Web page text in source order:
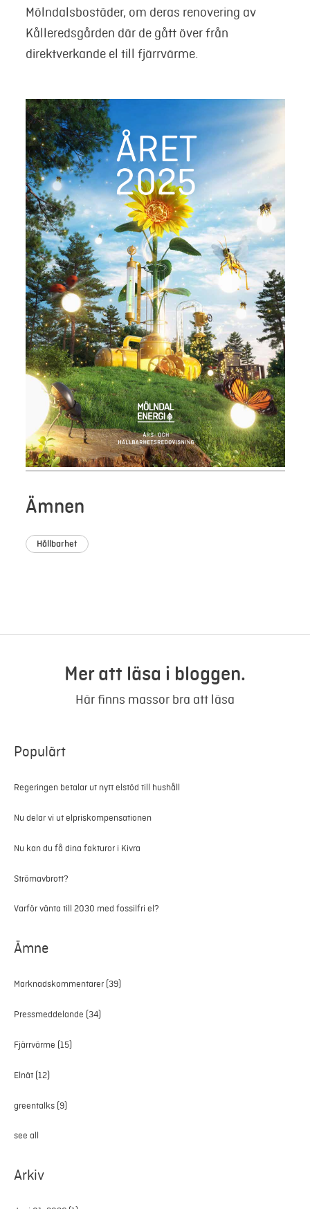
Mölndalsbostäder, om deras renovering av
Kålleredsgården där de gått över från
direktverkande el till fjärrvärme.
Ämnen
Hållbarhet
Mer att läsa i bloggen.
Här finns massor bra att läsa
Populärt
Regeringen betalar ut nytt elstöd till hushåll
Nu delar vi ut elpriskompensationen
Nu kan du få dina fakturor i Kivra
Strömavbrott?
Varför vänta till 2030 med fossilfri el?
Ämne
Marknadskommentarer (39)
Pressmeddelande (34)
Fjärrvärme (15)
Elnät (12)
greentalks (9)
see all
Arkiv